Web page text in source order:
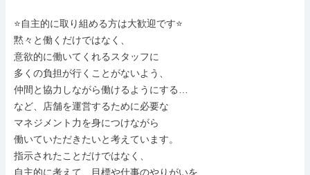
⭐自主的に取り組める方は大歓迎です⭐
黙々と働くだけではなく、
意欲的に働いてくれるスタッフに
多くの負担が行くことがないよう、
仲間と協力しながら働けるようにする…
など、店舗を運営するために必要な
マネジメント力を身につけながら
働いていただきたいと考えています。
指示されたことだけではなく、
自主的に考えて、目標や仕事のやりがいを